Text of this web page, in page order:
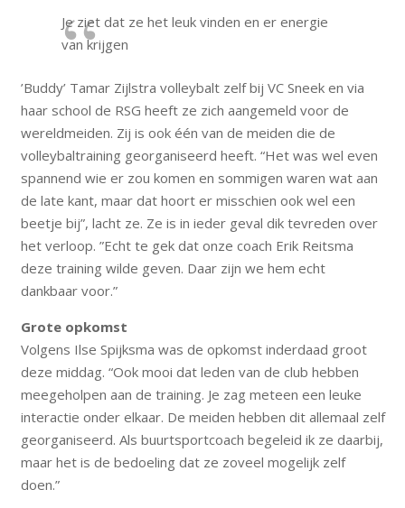
Je ziet dat ze het leuk vinden en er energie
van krijgen
’Buddy’ Tamar Zijlstra volleybalt zelf bij VC Sneek en via
haar school de RSG heeft ze zich aangemeld voor de
wereldmeiden. Zij is ook één van de meiden die de
volleybaltraining georganiseerd heeft. “Het was wel even
spannend wie er zou komen en sommigen waren wat aan
de late kant, maar dat hoort er misschien ook wel een
beetje bij”, lacht ze. Ze is in ieder geval dik tevreden over
het verloop. ”Echt te gek dat onze coach Erik Reitsma
deze training wilde geven. Daar zijn we hem echt
dankbaar voor.”
Grote opkomst
Volgens Ilse Spijksma was de opkomst inderdaad groot
deze middag. “Ook mooi dat leden van de club hebben
meegeholpen aan de training. Je zag meteen een leuke
interactie onder elkaar. De meiden hebben dit allemaal zelf
georganiseerd. Als buurtsportcoach begeleid ik ze daarbij,
maar het is de bedoeling dat ze zoveel mogelijk zelf
doen.”